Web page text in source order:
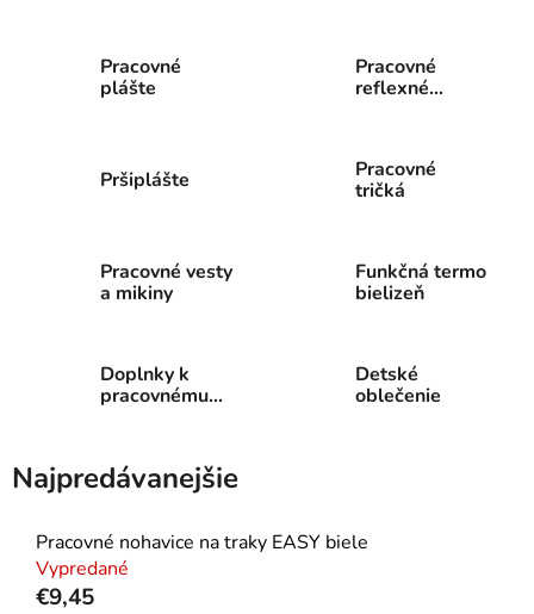
Pracovné
plášte
Pracovné
reflexné
Pršiplášte
Pracovné
tričká
Pracovné vesty
a mikiny
Funkčná termo
bielizeň
Doplnky k
pracovnému
Detské
oblečenie
Najpredávanejšie
Pracovné nohavice na traky EASY biele
Vypredané
€9,45